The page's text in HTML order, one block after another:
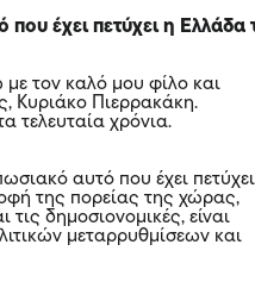
έχει πετύχει η Ελλάδα
τον καλό μου φίλο και
Κυριάκο Πιερρακάκη.
τελευταία χρόνια.
αυτό που έχει
της πορείας της χώρας,
δημοσιονομικές, είναι
μεταρρυθμίσεων και